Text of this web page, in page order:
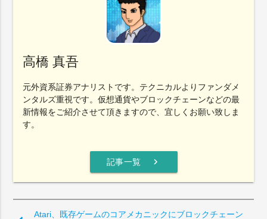
高橋 真吾
元外資系証券アナリストです。テクニカルよりファンダメ
ンタルズ重視です。仮想通貨やブロックチェーンなどの最
新情報をご紹介させて頂きますので、宜しくお願い致しま
す。
記事一覧 chevron_right
Atari、既存ゲームのコアメカニックにブロックチェーン